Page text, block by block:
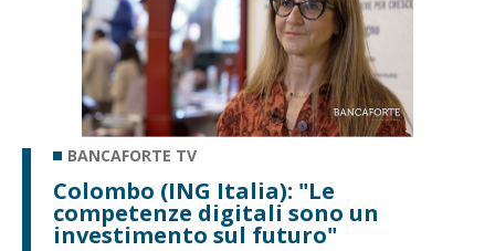
BANCAFORTE TV
Colombo (ING Italia): "Le
competenze digitali sono un
investimento sul futuro"